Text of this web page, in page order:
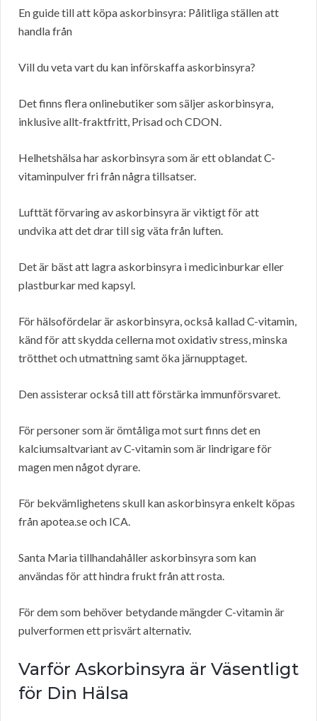
En guide till att köpa askorbinsyra: Pålitliga ställen att
handla från
Vill du veta vart du kan införskaffa askorbinsyra?
Det finns flera onlinebutiker som säljer askorbinsyra,
inklusive allt-fraktfritt, Prisad och CDON.
Helhetshälsa har askorbinsyra som är ett oblandat C-
vitaminpulver fri från några tillsatser.
Lufttät förvaring av askorbinsyra är viktigt för att
undvika att det drar till sig väta från luften.
Det är bäst att lagra askorbinsyra i medicinburkar eller
plastburkar med kapsyl.
För hälsofördelar är askorbinsyra, också kallad C-vitamin,
känd för att skydda cellerna mot oxidativ stress, minska
trötthet och utmattning samt öka järnupptaget.
Den assisterar också till att förstärka immunförsvaret.
För personer som är ömtåliga mot surt finns det en
kalciumsaltvariant av C-vitamin som är lindrigare för
magen men något dyrare.
För bekvämlighetens skull kan askorbinsyra enkelt köpas
från apotea.se och ICA.
Santa Maria tillhandahåller askorbinsyra som kan
användas för att hindra frukt från att rosta.
För dem som behöver betydande mängder C-vitamin är
pulverformen ett prisvärt alternativ.
Varför Askorbinsyra är Väsentligt
för Din Hälsa